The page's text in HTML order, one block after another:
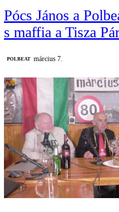
Pócs János a
s maffia a Tisza
‎POLBEAT március 7.